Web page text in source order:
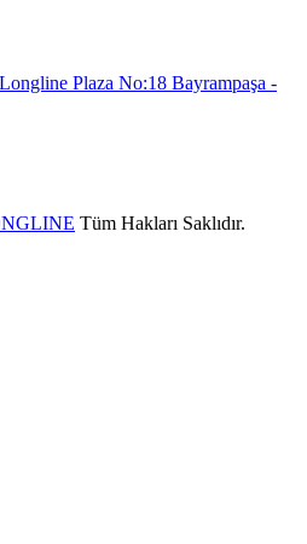
Plaza No:18 Bayrampaşa -
Tüm Hakları Saklıdır.